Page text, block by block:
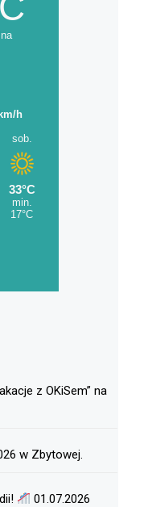
z OKiSem” na
w Zbytowej.
01.07.2026